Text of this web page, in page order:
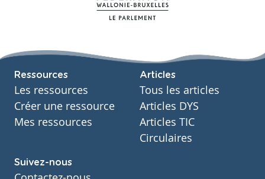
Ressources
Les ressources
Créer une ressource
Mes ressources
Articles
Tous les articles
Articles DYS
Articles TIC
Circulaires
Suivez-nous